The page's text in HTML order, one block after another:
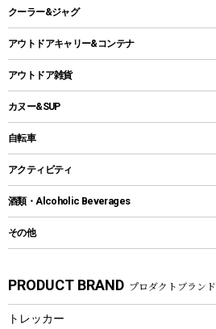
自立式タープ
パラソル
テントアクセサリー
ペグ
グランドシート
ガイドロープ
ツール
ヘッドライト
キャンドル
ガストーチ、ライター
卓上タイプグリル
パーティータイプグリル
鉄板、アミ
焚き火台&ストーブ
火起こし
バーベキューツール
ホットサンドメーカー
クッカーセット
シェラカップ
クッキングツール
ナイフ
カトラリー
マグカップ、カップ
ステンレスボトル
ステンレスボトル
コップ付きタイプ
ワンタッチタイプ
プラスチックボトル
ディズニーボトル
クーラー&ジャグ
クーラーボックス
クーラーバッグ
ウォータージャグ
保冷剤
アウトドアキャリー&コンテナ
アウトドアキャリー
アウトドア雑貨
バックパック&バッグ
リュック、バックパック
トートバッグ、サコッシュ
ショッピングキャリー
その他アウトドア雑貨
スプレー関係
カヌー&SUP
インフレータブル
カヤック
パドル
ヘルメット
エアーポンプ
自転車
折りたたみ自転車
スポーツサイクル
シティサイクル
自転車ウェア
アクティビティ
マリン
ラッシュガード
パラソル
酒類・Alcoholic Beverages
その他
湯たんぽ
防災用品
PRODUCT BRAND プロダクトブランド
トレッカー